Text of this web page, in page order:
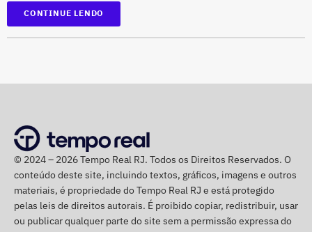
Suspensão temporária de contas que não fossem
vinculadas a pessoas autênticas;
Proibição de distribuição paga por contas ainda não
campanha ou conjunto de dados.
No julgamento definitivo, o município pretende obter a
remoção permanente dos conteúdos considerados
ilícitos, a desativação das contas comprovadamente
falsas ou utilizadas continuamente para ilegalidades e a
*Em atualização
CONTINUE LENDO
© 2024 – 2026 Tempo Real RJ. Todos os Direitos Reservados. O
conteúdo deste site, incluindo textos, gráficos, imagens e outros
materiais, é propriedade do Tempo Real RJ e está protegido
pelas leis de direitos autorais. É proibido copiar, redistribuir, usar
ou publicar qualquer parte do site sem a permissão expressa do